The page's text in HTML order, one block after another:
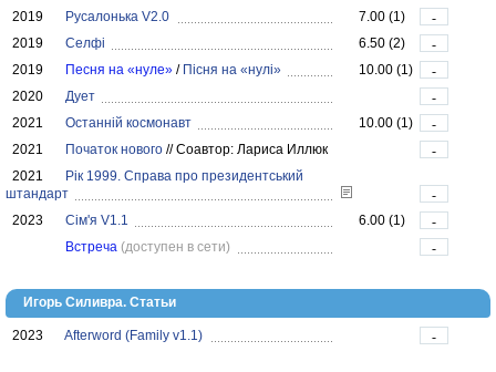
2019
Русалонька V2.0 7.00 (1)
-
2019
Селфі 6.50 (2)
-
2019
Песня на «нуле» / Пісня на «нулі» 10.00 (1)
-
2020
Дует
-
2021
Останній космонавт 10.00 (1)
-
2021
Початок нового //Соавтор: Лариса Иллюк
-
2021
Рік 1999. Справа про президентський
штандарт
-
2023
Сім'я V1.1 6.00 (1)
-
Встреча (доступен в сети) -
Игорь Силивра. Статьи
2023 Afterword (Family v1.1) -